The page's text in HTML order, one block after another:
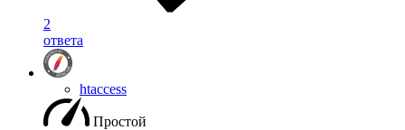
2
ответа
htaccess
Простой